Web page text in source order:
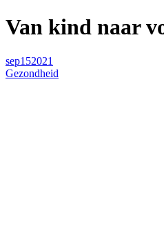
Van kind naar
sep152021
Gezondheid